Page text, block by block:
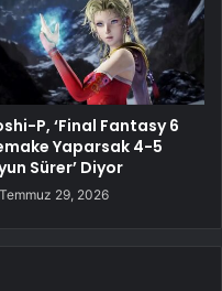
P, ‘Final Fantasy 6
Yaparsak 4-5
Sürer’ Diyor
Temmuz 29, 2026